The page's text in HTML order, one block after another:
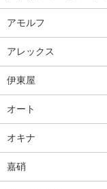
アモルフ
アレックス
伊東屋
オート
オキナ
嘉硝